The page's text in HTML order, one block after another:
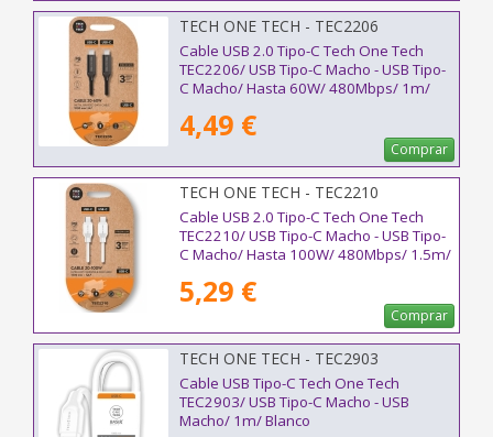
TECH ONE TECH - TEC2206
Cable USB 2.0 Tipo-C Tech One Tech
TEC2206/ USB Tipo-C Macho - USB Tipo-
C Macho/ Hasta 60W/ 480Mbps/ 1m/
4,49 €
Comprar
TECH ONE TECH - TEC2210
Cable USB 2.0 Tipo-C Tech One Tech
TEC2210/ USB Tipo-C Macho - USB Tipo-
C Macho/ Hasta 100W/ 480Mbps/ 1.5m/
5,29 €
Comprar
TECH ONE TECH - TEC2903
Cable USB Tipo-C Tech One Tech
TEC2903/ USB Tipo-C Macho - USB
Macho/ 1m/ Blanco